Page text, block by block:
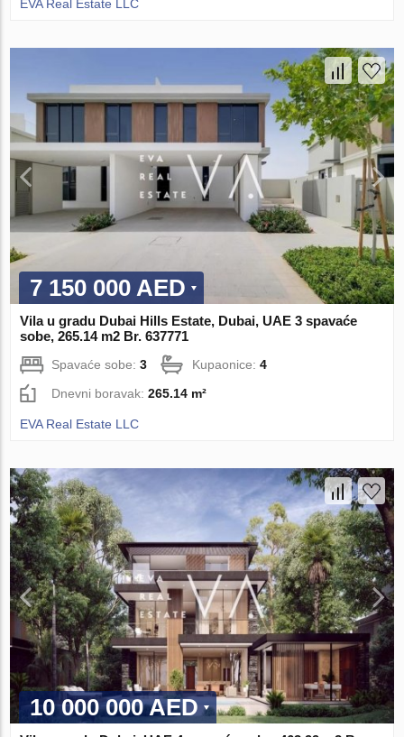
EVA Real Estate LLC
7 150 000 AED
Vila u gradu Dubai Hills Estate, Dubai, UAE 3 spavaće
sobe, 265.14 m2 Br. 637771
Spavaće sobe:3 Kupaonice:4
Dnevni boravak:265.14 m²
EVA Real Estate LLC
10 000 000 AED